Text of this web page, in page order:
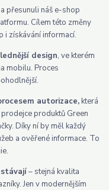
přesunuli náš e-shop
Cílem této změny
i získávání informací.
design, ve kterém
mobilu. Proces
autorizace, která
produktů Green
Díky ní by měl každý
a ověřené informace. To
– stejná kvalita
Jen v modernějším